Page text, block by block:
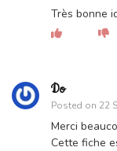
Très bonne
Do
Posted on 22
Merci
Cette fiche